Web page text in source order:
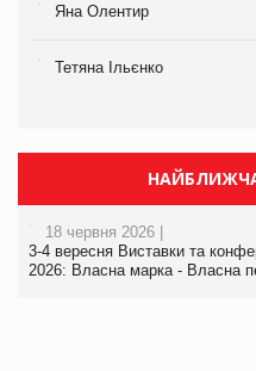
Яна Олентир
Тетяна Ільєнко
18 червня 2026 |
3-4 вересня Виставки та
2026: Власна марка - Власна